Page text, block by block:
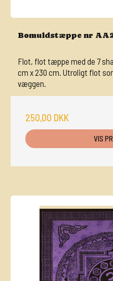
Bomuldstæppe nr
Flot, flot tæppe med de 7
cm x 230 cm. Utroligt flot
væggen.
250,00 DKK
VIS